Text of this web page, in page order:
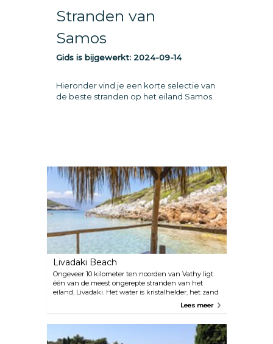
Stranden van
Samos
Gids is bijgewerkt: 2024-09-14
Hieronder vind je een korte selectie van
de beste stranden op het eiland Samos.
Livadaki Beach
Ongeveer 10 kilometer ten noorden van Vathy ligt
één van de meest ongerepte stranden van het
eiland, Livadaki. Het water is kristalhelder, het zand
is zacht en beide zijn warm en verwelkomend. Het
Lees meer